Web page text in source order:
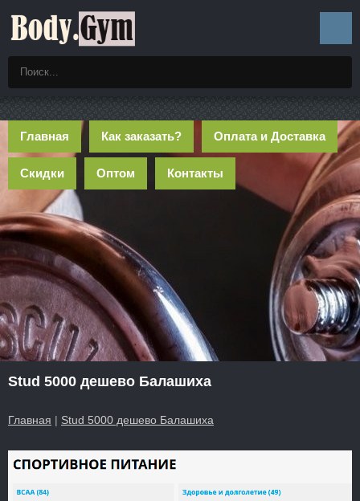
Главная Как заказать? Оплата и Доставка
Скидки Оптом Контакты
Stud 5000 дешево Балашиха
Главная | Stud 5000 дешево Балашиха